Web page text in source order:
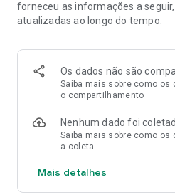
forneceu as informações a
atualizadas ao longo do tempo.
Os dados não são
Saiba mais sobre como os
o compartilhamento
Nenhum dado foi
Saiba mais sobre como os
a coleta
Mais detalhes